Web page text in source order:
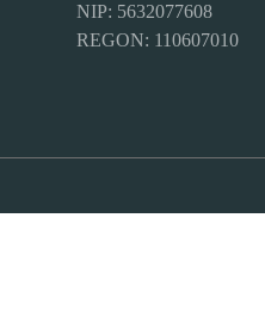
NIP: 5632077608
REGON: 110607010